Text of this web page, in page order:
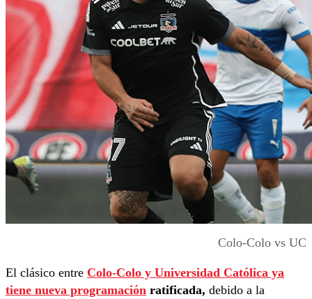
Colo-Colo vs UC
El clásico entre Colo-Colo y Universidad Católica ya
tiene nueva programación ratificada, debido a la